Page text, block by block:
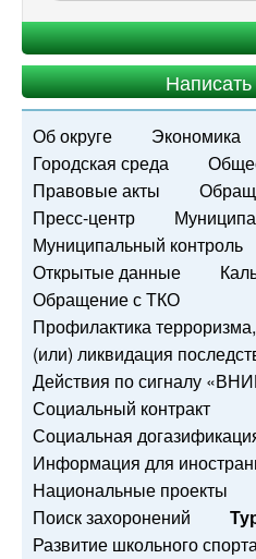
Об округе Экономика
Городская среда
Правовые акты
Пресс-центр
Муниципальный контроль
Открытые данные
Обращение с ТКО
Профилактика
(или) ликвидация
Действия по сигналу
Социальный контракт
Социальная
Информация для
Национальные проекты
Поиск захоронений
Развитие школьного